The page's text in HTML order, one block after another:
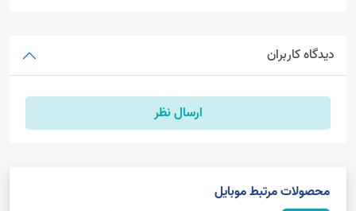
دیدگاه کاربران
ارسال نظر
محصولات مرتبط موبایل